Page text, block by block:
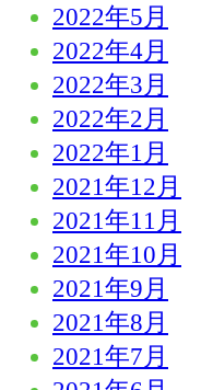
2022年5月
2022年4月
2022年3月
2022年2月
2022年1月
2021年12月
2021年11月
2021年10月
2021年9月
2021年8月
2021年7月